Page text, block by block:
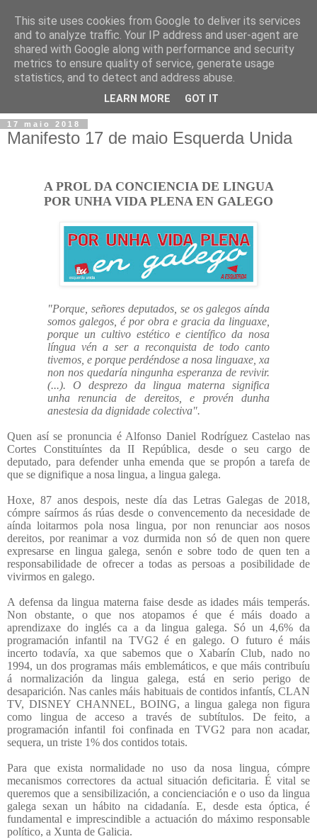
17 maio 2018
Manifesto 17 de maio Esquerda Unida
A PROL DA CONCIENCIA DE LINGUA
POR UNHA VIDA PLENA EN GALEGO
"Porque, señores deputados, se os galegos aínda
somos galegos, é por obra e gracia da linguaxe,
porque un cultivo estético e científico da nosa
língua vén a ser a reconquista de todo canto
tivemos, e porque perdéndose a nosa linguaxe, xa
non nos quedaría ningunha esperanza de revivir.
(...). O desprezo da lingua materna significa
unha renuncia de dereitos, e provén dunha
anestesia da dignidade colectiva".
Quen así se pronuncia é Alfonso Daniel Rodríguez Castelao nas
Cortes Constituíntes da II República, desde o seu cargo de
deputado, para defender unha emenda que se propón a tarefa de
que se dignifique a nosa lingua, a lingua galega.
Hoxe, 87 anos despois, neste día das Letras Galegas de 2018,
cómpre saírmos ás rúas desde o convencemento da necesidade de
aínda loitarmos pola nosa lingua, por non renunciar aos nosos
dereitos, por reanimar a voz durmida non só de quen non quere
expresarse en lingua galega, senón e sobre todo de quen ten a
responsabilidade de ofrecer a todas as persoas a posibilidade de
vivirmos en galego.
A defensa da lingua materna faise desde as idades máis temperás.
Non obstante, o que nos atopamos é que é máis doado a
aprendizaxe do inglés ca a da lingua galega. Só un 4,6% da
programación infantil na TVG2 é en galego. O futuro é máis
incerto todavía, xa que sabemos que o Xabarín Club, nado no
1994, un dos programas máis emblemáticos, e que máis contribuíu
á normalización da lingua galega, está en serio perigo de
desaparición. Nas canles máis habituais de contidos infantís, CLAN
TV, DISNEY CHANNEL, BOING, a lingua galega non figura
como lingua de acceso a través de subtítulos. De feito, a
programación infantil foi confinada en TVG2 para non acadar,
sequera, un triste 1% dos contidos totais.
Para que exista normalidade no uso da nosa lingua, cómpre
mecanismos correctores da actual situación deficitaria. É vital se
queremos que a sensibilización, a concienciación e o uso da lingua
galega sexan un hábito na cidadanía. E, desde esta óptica, é
fundamental e imprescindible a actuación do máximo responsable
político, a Xunta de Galicia.
This site uses cookies from Google to deliver its services
and to analyze traffic. Your IP address and user-agent are
shared with Google along with performance and security
metrics to ensure quality of service, generate usage
statistics, and to detect and address abuse.
LEARN MORE GOT IT